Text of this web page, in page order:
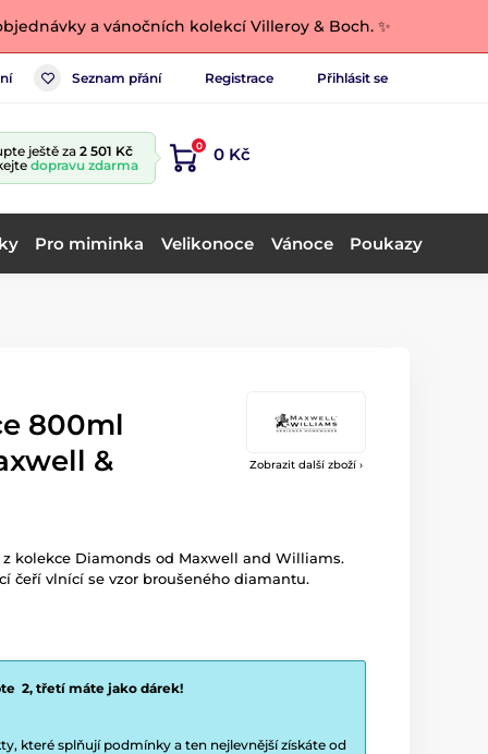
a vánočních kolekcí Villeroy & Boch. ✨
Seznam přání Registrace Přihlásit se
ještě za 2 501 Kč
dopravu zdarma
0 0 Kč
Pro miminka Velikonoce Vánoce Poukazy
Zobrazit další zboží ›
800ml
&
z kolekce Diamonds od Maxwell and Williams.
čeří vlnící se vzor broušeného diamantu.
2, třetí máte jako dárek!
které splňují podmínky a ten nejlevnější získáte od